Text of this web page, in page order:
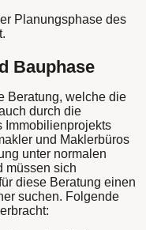
Planungsphase des
Bauphase
Beratung, welche die
durch die
Immobilienprojekts
und Maklerbüros
unter normalen
müssen sich
diese Beratung einen
suchen. Folgende